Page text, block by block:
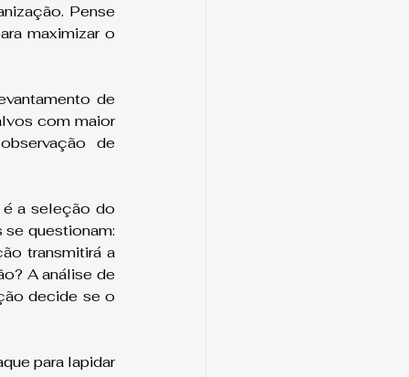
Pense
maximizar o
de
com maior
de
é a seleção do
questionam:
transmitirá a
A análise de
decide se o
para lapidar